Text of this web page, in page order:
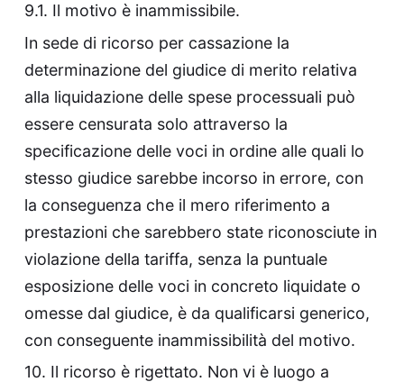
9.1. Il motivo è inammissibile.
In sede di ricorso per cassazione la
determinazione del giudice di merito relativa
alla liquidazione delle spese processuali può
essere censurata solo attraverso la
specificazione delle voci in ordine alle quali lo
stesso giudice sarebbe incorso in errore, con
la conseguenza che il mero riferimento a
prestazioni che sarebbero state riconosciute in
violazione della tariffa, senza la puntuale
esposizione delle voci in concreto liquidate o
omesse dal giudice, è da qualificarsi generico,
con conseguente inammissibilità del motivo.
10. Il ricorso è rigettato. Non vi è luogo a